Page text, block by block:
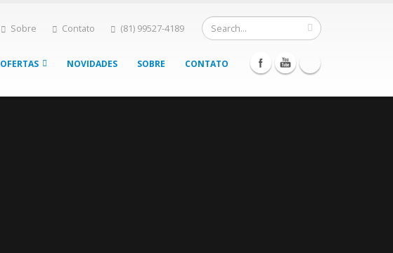
Sobre Contato (81) 99527-4189
OFERTAS NOVIDADES SOBRE CONTATO